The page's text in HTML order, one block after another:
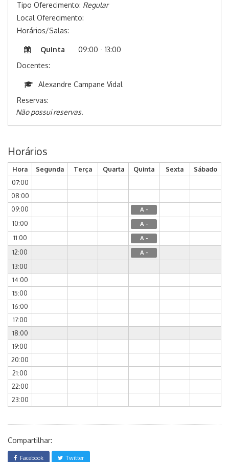
Tipo Oferecimento: Regular
Local Oferecimento:
Horários/Salas:
Quinta
09:00 - 13:00
Docentes:
Alexandre Campane Vidal
Reservas:
Não possui reservas.
Horários
Hora Segunda Terça Quarta Quinta Sexta
Sábado
07:00
08:00
09:00
A -
10:00 A -
11:00 A -
12:00 A -
13:00
14:00
15:00
16:00
17:00
18:00
19:00
20:00
21:00
22:00
23:00
Compartilhar:
Facebook Twitter